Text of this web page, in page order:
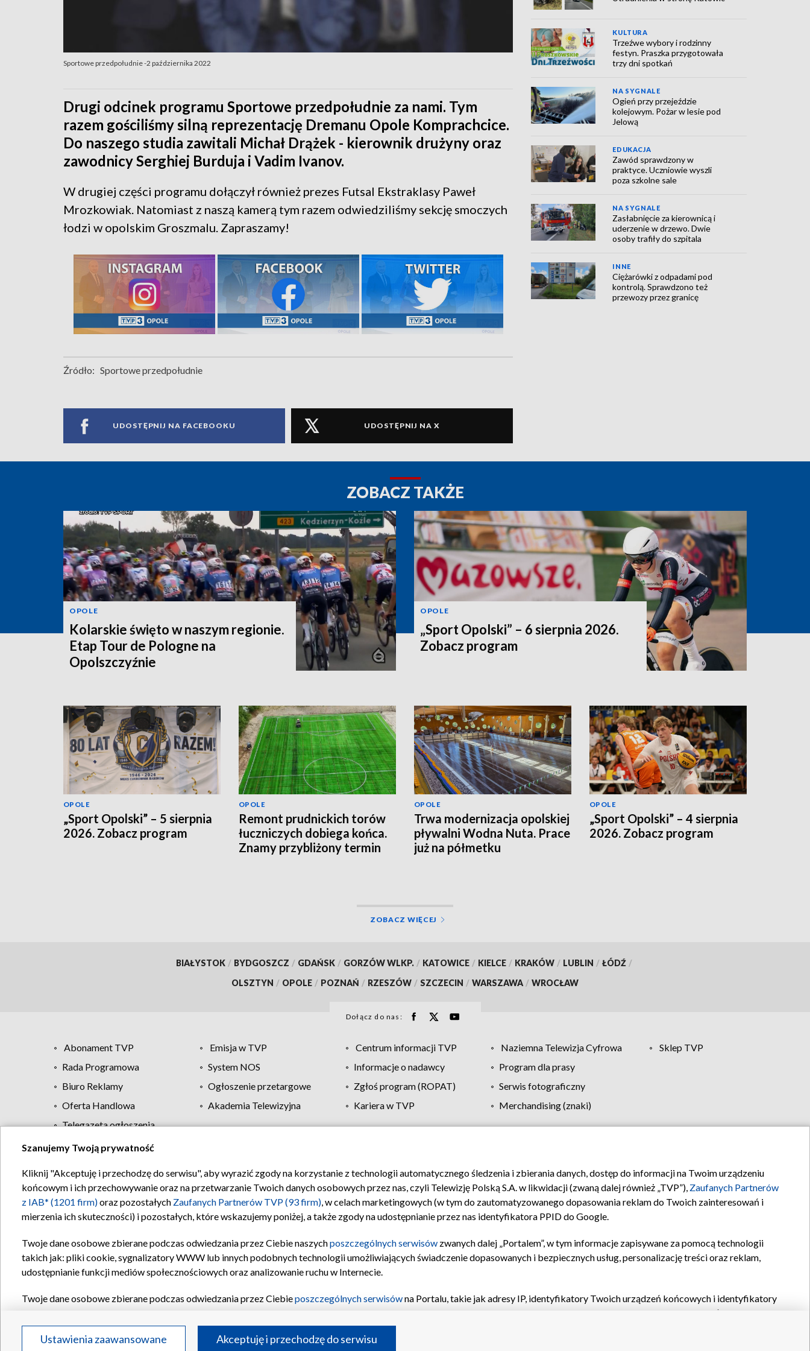
Sportowe przedpołudnie -2 października 2022
Drugi odcinek programu Sportowe przedpołudnie za nami. Tym
razem gościliśmy silną reprezentację Dremanu Opole Komprachcice.
Do naszego studia zawitali Michał Drążek - kierownik drużyny oraz
zawodnicy Serghiej Burduja i Vadim Ivanov.
W drugiej części programu dołączył również prezes Futsal Ekstraklasy Paweł
Mrozkowiak. Natomiast z naszą kamerą tym razem odwiedziliśmy sekcję smoczych
łodzi w opolskim Groszmalu. Zapraszamy!
Źródło: Sportowe przedpołudnie
UDOSTĘPNIJ NA FACEBOOKU UDOSTĘPNIJ NA X
KULTURA
Trzeźwe wybory i rodzinny
festyn. Praszka przygotowała
trzy dni spotkań
NA SYGNALE
Ogień przy przejeździe
kolejowym. Pożar w lesie pod
Jelową
EDUKACJA
Zawód sprawdzony w
praktyce. Uczniowie wyszli
poza szkolne sale
NA SYGNALE
Zasłabnięcie za kierownicą i
uderzenie w drzewo. Dwie
osoby trafiły do szpitala
INNE
Ciężarówki z odpadami pod
kontrolą. Sprawdzono też
przewozy przez granicę
ZOBACZ TAKŻE
OPOLE
Kolarskie święto w naszym regionie.
Etap Tour de Pologne na
Opolszczyźnie
OPOLE
„Sport Opolski” – 6 sierpnia 2026.
Zobacz program
OPOLE
„Sport Opolski” – 5 sierpnia
2026. Zobacz program
OPOLE
Remont prudnickich torów
łuczniczych dobiega końca.
Znamy przybliżony termin
OPOLE
Trwa modernizacja opolskiej
pływalni Wodna Nuta. Prace
już na półmetku
OPOLE
„Sport Opolski” – 4 sierpnia
2026. Zobacz program
ZOBACZ WIĘCEJ
BIAŁYSTOK / BYDGOSZCZ / GDAŃSK / GORZÓW WLKP. / KATOWICE / KIELCE / KRAKÓW / LUBLIN / ŁÓDŹ /
OLSZTYN / OPOLE / POZNAŃ / RZESZÓW / SZCZECIN / WARSZAWA / WROCŁAW
Dołącz do nas:
Abonament TVP Emisja w TVP Centrum informacji TVP Naziemna Telewizja Cyfrowa
Sklep TVP
Rada Programowa
System NOS Informacje o nadawcy
Program dla prasy
Biuro Reklamy
Ogłoszenie przetargowe Zgłoś program (ROPAT)
Serwis fotograficzny
Oferta Handlowa
Akademia Telewizyjna Kariera w TVP
Merchandising (znaki)
Telegazeta ogłoszenia
Regulamin TVP Polityka prywatności Moje zgody Pomoc Biuro reklamy Kontakt
Szanujemy Twoją prywatność
Kliknij "Akceptuję i przechodzę do serwisu", aby wyrazić zgody na korzystanie z technologii automatycznego śledzenia i zbierania danych, dostęp do informacji na Twoim urządzeniu
końcowym i ich przechowywanie oraz na przetwarzanie Twoich danych osobowych przez nas, czyli Telewizję Polską S.A. w likwidacji (zwaną dalej również „TVP”), Zaufanych Partnerów
z IAB* (1201 firm)oraz pozostałych Zaufanych Partnerów TVP (93 firm), w celach marketingowych (w tym do zautomatyzowanego dopasowania reklam do Twoich zainteresowań i
mierzenia ich skuteczności) i pozostałych, które wskazujemy poniżej, a także zgody na udostępnianie przez nas identyfikatora PPID do Google.
Twoje dane osobowe zbierane podczas odwiedzania przez Ciebie naszychposzczególnych serwisów zwanych dalej „Portalem”, w tym informacje zapisywane za pomocą technologii
takich jak: pliki cookie, sygnalizatory WWW lub innych podobnych technologii umożliwiających świadczenie dopasowanych i bezpiecznych usług, personalizację treści oraz reklam,
udostępnianie funkcji mediów społecznościowych oraz analizowanie ruchu w Internecie.
Twoje dane osobowe zbierane podczas odwiedzania przez Ciebieposzczególnych serwisówna Portalu, takie jak adresy IP, identyfikatory Twoich urządzeń końcowych i identyfikatory
oraz pozostałych
Partnerów TVPdla realizacji następujących celów i funkcji: przechowywania informacji na urządzeniu lub dostęp do nich, wyboru podstawowych reklam, wyboru spersonalizowanych
reklam, tworzenia profilu spersonalizowanych reklam, tworzenia profilu spersonalizowanych treści, wyboru spersonalizowanych treści, pomiaru wydajności reklam, pomiaru wydajności
Ustawienia zaawansowane Akceptuję i przechodzę do serwisu